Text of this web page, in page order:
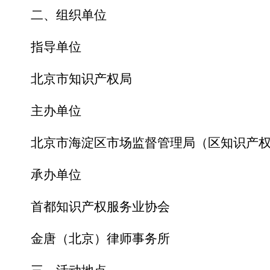
二、组织单位
指导单位
北京市知识产权局
主办单位
北京市海淀区市场监督管理局（区知识产
承办单位
首都知识产权服务业协会
金唐（北京）律师事务所